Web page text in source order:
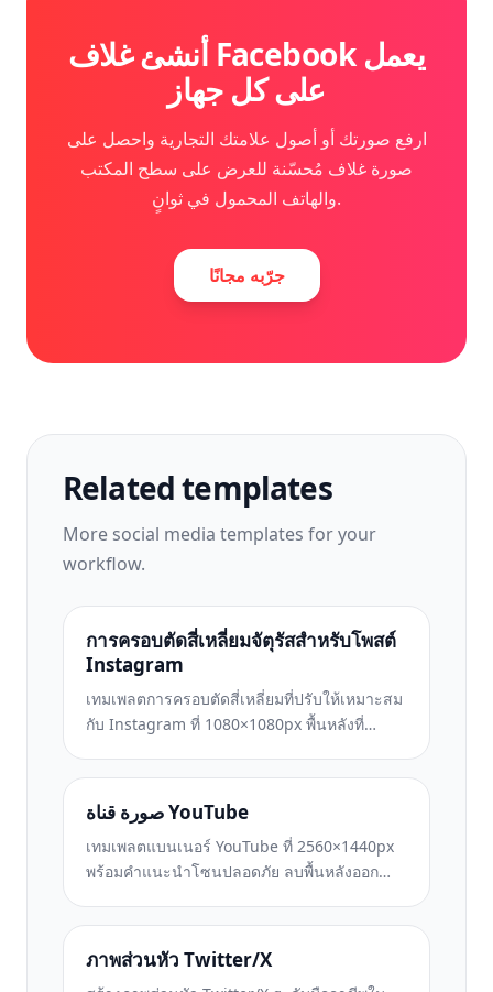
أنشئ غلاف Facebook يعمل
على كل جهاز
ارفع صورتك أو أصول علامتك التجارية واحصل على
صورة غلاف مُحسّنة للعرض على سطح المكتب
والهاتف المحمول في ثوانٍ.
جرّبه مجانًا
Related templates
More social media templates for your
workflow.
การครอบตัดสี่เหลี่ยมจัตุรัสสำหรับโพสต์
Instagram
เทมเพลตการครอบตัดสี่เหลี่ยมที่ปรับให้เหมาะสม
กับ Instagram ที่ 1080×1080px พื้นหลังที่
โดดเด่นในฟีด
صورة قناة YouTube
เทมเพลตแบนเนอร์ YouTube ที่ 2560×1440px
พร้อมคำแนะนำโซนปลอดภัย ลบพื้นหลังออก
เอาต์ที่คำนึงถึงอุปกรณ์ และหน้าปกช่องที่
สอดคล้องกับแบรนด์
ภาพส่วนหัว Twitter/X